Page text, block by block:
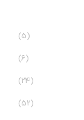
(5)
(6)
(24)
(52)